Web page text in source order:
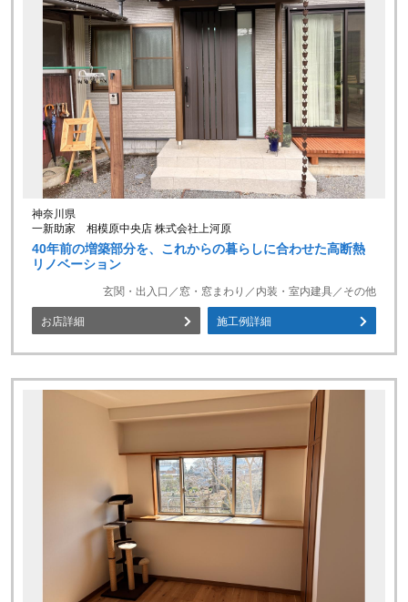
神奈川県
一新助家 相模原中央店 株式会社上河原
40年前の増築部分を、これからの暮らしに合わせた高断熱
リノベーション
玄関・出入口／窓・窓まわり／内装・室内建具／その他
お店詳細 施工例詳細